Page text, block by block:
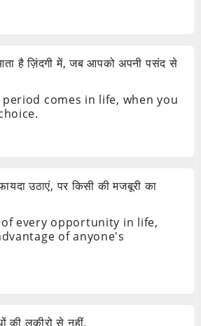
है ज़िंदगी में, जब आपको अपनी पसंद से
comes in life, when you
उठाएं, पर किसी की मजबूरी का
of every opportunity in life,
of anyone's
की लकीरो से नहीं,